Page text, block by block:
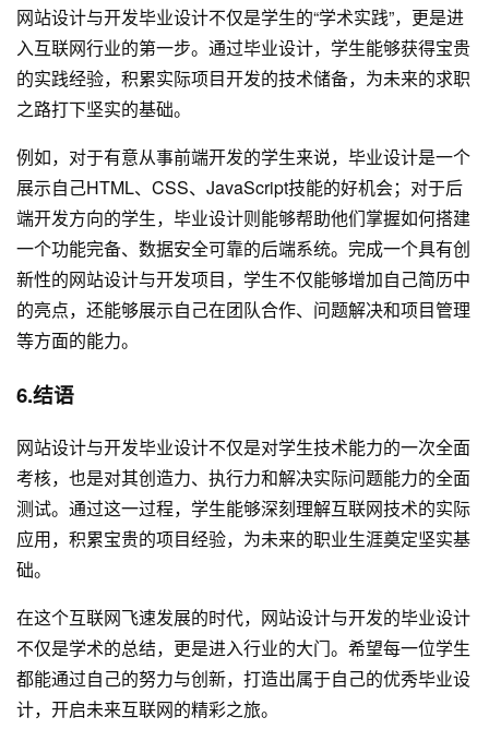
网站设计与开发毕业设计不仅是学生的“学术实践”，更是进
入互联网行业的第一步。通过毕业设计，学生能够获得宝贵
的实践经验，积累实际项目开发的技术储备，为未来的求职
之路打下坚实的基础。
例如，对于有意从事前端开发的学生来说，毕业设计是一个
展示自己HTML、CSS、JavaScript技能的好机会；对于后
端开发方向的学生，毕业设计则能够帮助他们掌握如何搭建
一个功能完备、数据安全可靠的后端系统。完成一个具有创
新性的网站设计与开发项目，学生不仅能够增加自己简历中
的亮点，还能够展示自己在团队合作、问题解决和项目管理
等方面的能力。
6.结语
网站设计与开发毕业设计不仅是对学生技术能力的一次全面
考核，也是对其创造力、执行力和解决实际问题能力的全面
测试。通过这一过程，学生能够深刻理解互联网技术的实际
应用，积累宝贵的项目经验，为未来的职业生涯奠定坚实基
础。
在这个互联网飞速发展的时代，网站设计与开发的毕业设计
不仅是学术的总结，更是进入行业的大门。希望每一位学生
都能通过自己的努力与创新，打造出属于自己的优秀毕业设
计，开启未来互联网的精彩之旅。